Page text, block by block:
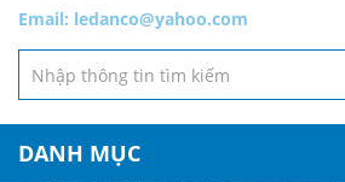
Email: ledanco@yahoo.com
DANH MỤC